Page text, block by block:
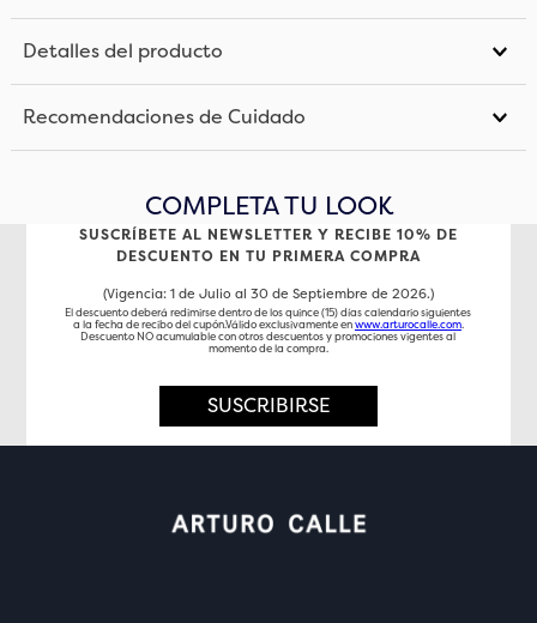
Detalles del producto
Recomendaciones de Cuidado
COMPLETA TU LOOK
SUSCRÍBETE AL NEWSLETTER Y RECIBE 10% DE
DESCUENTO EN TU PRIMERA COMPRA
(Vigencia: 1 de Julio al 30 de Septiembre de 2026.)
El descuento deberá redimirse dentro de los quince (15) días calendario siguientes
a la fecha de recibo del cupón.Válido exclusivamente enwww.arturocalle.com.
Descuento NO acumulable con otros descuentos y promociones vigentes al
momento de la compra.
SUSCRIBIRSE